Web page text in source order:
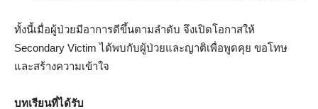
ทั้งนี้เมื่อผู้ป่วยมีอาการดีขึ้นตามลำดับ จึงเปิดโอกาสให้
Secondary Victim ได้พบกับผู้ป่วยและญาติเพื่อพูดคุย ขอโทษ
และสร้างความเข้าใจ
บทเรียนที่ได้รับ